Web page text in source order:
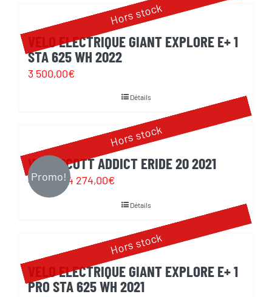
Hors stock
VELO ELECTRIQUE GIANT EXPLORE E+ 1
STA 625 WH 2022
3 500,00€
Détails
Hors stock
Promo!
VELO SCOTT ADDICT ERIDE 20 2021
4 499,00€
Le
4
499,00€.
4 274,00€Le
est :
4
274,00€.
Détails
Hors stock
VELO ELECTRIQUE GIANT EXPLORE E+ 1
PRO STA 625 WH 2021